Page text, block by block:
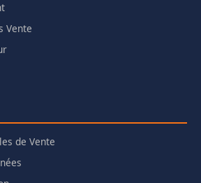
Vente
de Vente